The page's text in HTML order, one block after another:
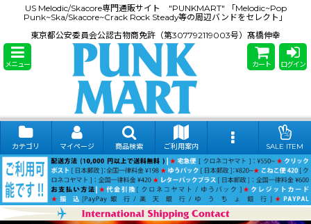
US Melodic/Skacore専門通販サイト "PUNKMART" 「Melodic~Pop
Punk~Ska/Skacore~Crack Rock Steady等の周辺バンドをセレクト」
東京都公安委員会公認古物商免許（第307792119003号）髙橋伸幸
メニュー カート ログイン
カテゴリ マイページ 商品検索 ご利用案内 SALE ITEM